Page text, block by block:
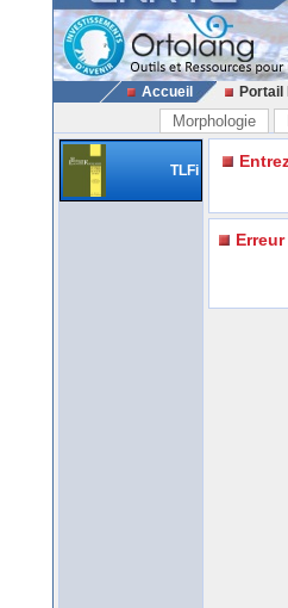
Accueil Portail
Morphologie
TLFi
Erreur